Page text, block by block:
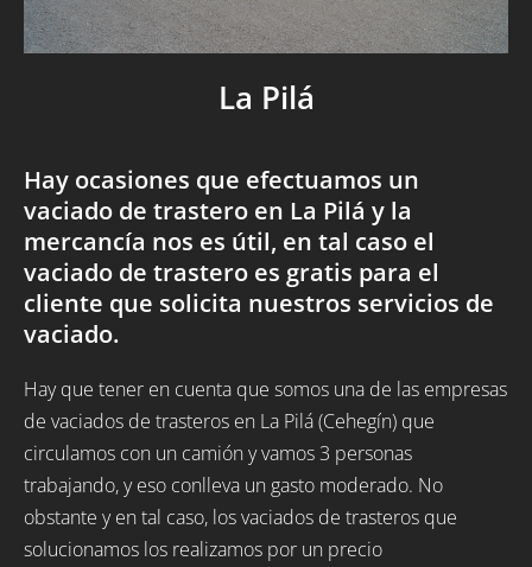
La Pilá
Hay ocasiones que efectuamos un
vaciado de trastero en La Pilá y la
mercancía nos es útil, en tal caso el
vaciado de trastero es gratis para el
cliente que solicita nuestros servicios de
vaciado.
Hay que tener en cuenta que somos una de las empresas
de vaciados de trasteros en La Pilá (Cehegín) que
circulamos con un camión y vamos 3 personas
trabajando, y eso conlleva un gasto moderado. No
obstante y en tal caso, los vaciados de trasteros que
solucionamos los realizamos por un precio